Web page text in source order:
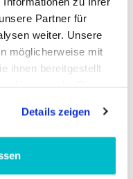
Partner für
weiter. Unsere
möglicherweise mit
ihnen bereitgestellt
Details zeigen
regelt Motoren und
mit der
oder Ausfall der
Steuergerät hin.